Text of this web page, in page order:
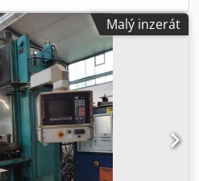
Malý inzerát